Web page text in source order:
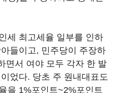
세 최고세율 일부를 인하
들이고, 민주당이 주장하
면서 여야 모두 각자 한 발
었다. 당초 주 원내대표도
을 1%포인트~2%포인트